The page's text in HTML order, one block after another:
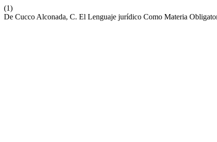
(1)
De Cucco Alconada, C. El Lenguaje jurídico Como Materia